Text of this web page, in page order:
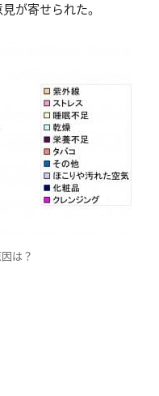
が寄せられた。
は？